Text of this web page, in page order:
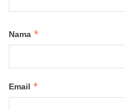
Nama *
Email *